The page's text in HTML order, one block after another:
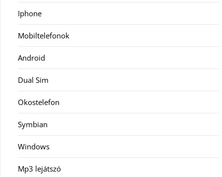
Iphone
Mobiltelefonok
Android
Dual Sim
Okostelefon
Symbian
Windows
Mp3 lejátszó